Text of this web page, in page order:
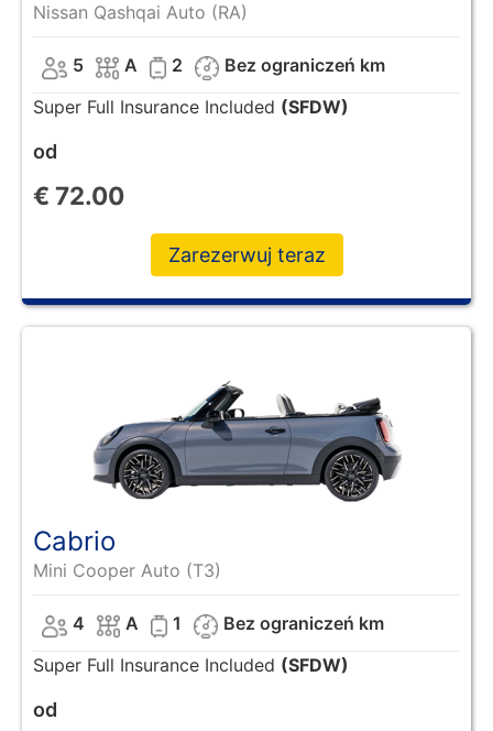
Nissan Qashqai Auto (RA)
5 A 2
Bez ograniczeń km
Super Full Insurance Included (SFDW)
od
€ 72.00
Zarezerwuj teraz
Cabrio
Mini Cooper Auto (T3)
4 A 1
Bez ograniczeń km
Super Full Insurance Included (SFDW)
od